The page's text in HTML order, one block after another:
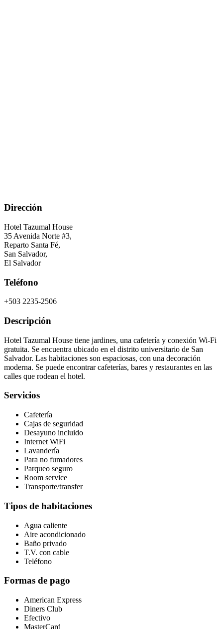
Dirección
Hotel Tazumal House
35 Avenida Norte #3,
Reparto Santa Fé,
San Salvador,
El Salvador
Teléfono
+503 2235-2506
Descripción
Hotel Tazumal House tiene jardines, una cafetería y conexión Wi-Fi
gratuita. Se encuentra ubicado en el distrito universitario de San
Salvador. Las habitaciones son espaciosas, con una decoración
moderna. Se puede encontrar cafeterías, bares y restaurantes en las
calles que rodean el hotel.
Servicios
Cafetería
Cajas de seguridad
Desayuno incluido
Internet WiFi
Lavandería
Para no fumadores
Parqueo seguro
Room service
Transporte/transfer
Tipos de habitaciones
Agua caliente
Aire acondicionado
Baño privado
T.V. con cable
Teléfono
Formas de pago
American Express
Diners Club
Efectivo
MasterCard